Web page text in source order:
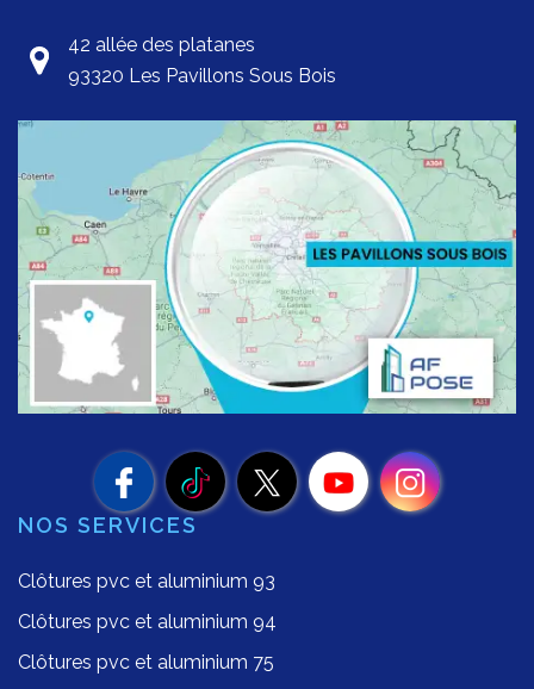
42 allée des platanes
93320 Les Pavillons Sous Bois
NOS SERVICES
Clôtures pvc et aluminium 93
Clôtures pvc et aluminium 94
Clôtures pvc et aluminium 75